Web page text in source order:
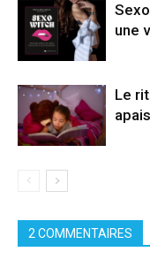
une
Le
2 COMMENTAIRES